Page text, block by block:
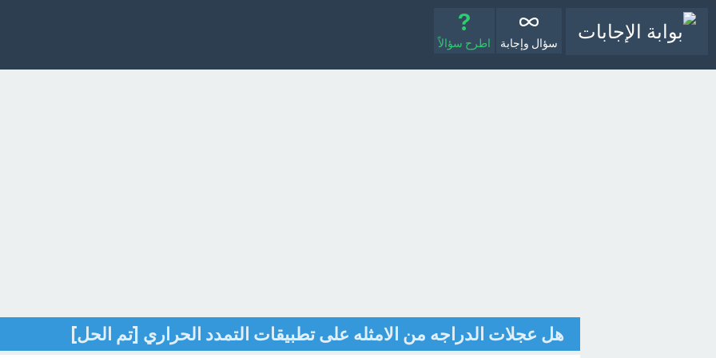
سؤال وإجابة اطرح سؤالاً
هل عجلات الدراجه من الامثله على تطبيقات التمدد الحراري [تم الحل]